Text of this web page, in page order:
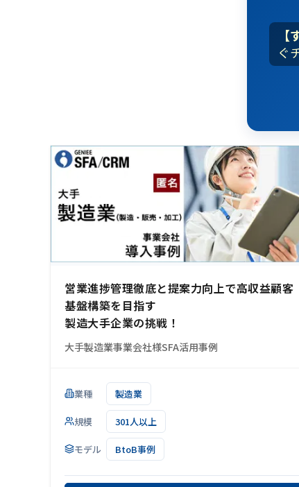
【
ぐ
営業進捗管理徹底と提案力向上で高収益顧客
基盤構築を目指す
製造大手企業の挑戦！
大手製造業事業会社様SFA活用事例
業種 製造業
規模 301人以上
モデル BtoB事例